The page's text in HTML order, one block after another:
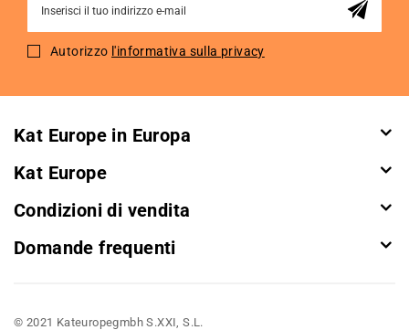
for
Autorizzo l'informativa sulla privacy
Kat Europe in Europa
Kat Europe
Condizioni di vendita
Domande frequenti
© 2021 Kateuropegmbh S.XXI, S.L.